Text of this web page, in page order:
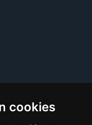
cookies